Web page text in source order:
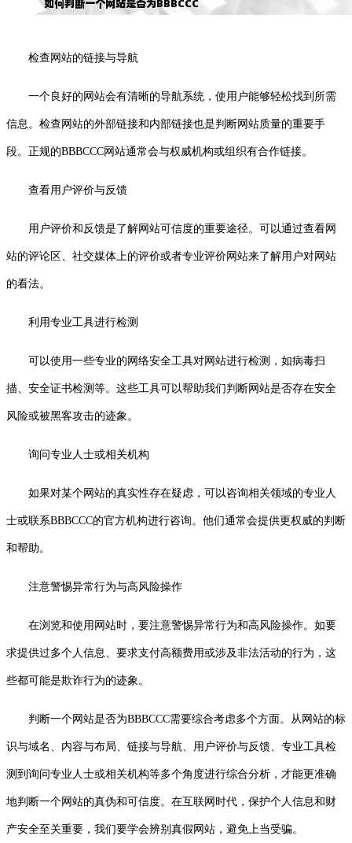
检查网站的链接与导航
一个良好的网站会有清晰的导航系统，使用户能够轻松找到所需
信息。检查网站的外部链接和内部链接也是判断网站质量的重要手
段。正规的BBBCCC网站通常会与权威机构或组织有合作链接。
查看用户评价与反馈
用户评价和反馈是了解网站可信度的重要途径。可以通过查看网
站的评论区、社交媒体上的评价或者专业评价网站来了解用户对网站
的看法。
利用专业工具进行检测
可以使用一些专业的网络安全工具对网站进行检测，如病毒扫
描、安全证书检测等。这些工具可以帮助我们判断网站是否存在安全
风险或被黑客攻击的迹象。
询问专业人士或相关机构
如果对某个网站的真实性存在疑虑，可以咨询相关领域的专业人
士或联系BBBCCC的官方机构进行咨询。他们通常会提供更权威的判断
和帮助。
注意警惕异常行为与高风险操作
在浏览和使用网站时，要注意警惕异常行为和高风险操作。如要
求提供过多个人信息、要求支付高额费用或涉及非法活动的行为，这
些都可能是欺诈行为的迹象。
判断一个网站是否为BBBCCC需要综合考虑多个方面。从网站的标
识与域名、内容与布局、链接与导航、用户评价与反馈、专业工具检
测到询问专业人士或相关机构等多个角度进行综合分析，才能更准确
地判断一个网站的真伪和可信度。在互联网时代，保护个人信息和财
产安全至关重要，我们要学会辨别真假网站，避免上当受骗。